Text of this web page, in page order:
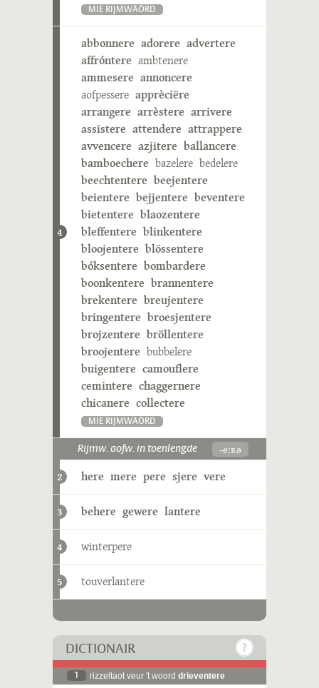
MIE RIJMWÄÖRD
4
abbonnere adorere advertere
affróntere ambtenere
ammesere annoncere
aofpessere apprèciëre
arrangere arrèstere arrivere
assistere attendere attrappere
avvencere azjitere ballancere
bamboechere bazelere bedelere
beechtentere beejentere
beientere bejjentere beventere
bietentere blaozentere
bleffentere blinkentere
bloojentere blössentere
bóksentere bombardere
boonkentere brannentere
brekentere breujentere
bringentere broesjentere
brojzentere bröllentere
broojentere bubbelere
buigentere camouflere
cemintere chaggernere
chicanere collectere
MIE RIJMWÄÖRD
Rijmw. aofw. in toenlengde -eːʀə
2 here mere pere sjere vere
3 behere gewere lantere
4 winterpere
5 touverlantere
DICTIONAIR
1 rizzeltaot veur 't woord drieventere